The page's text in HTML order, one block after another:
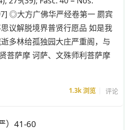
◎大方广佛华严经卷第一 罽宾
议解脱境界普贤行愿品 如是我
多林给孤独园大庄严重阁，与
菩萨摩 诃萨、文殊师利菩萨摩
1.3k浏览 评论
）41-60